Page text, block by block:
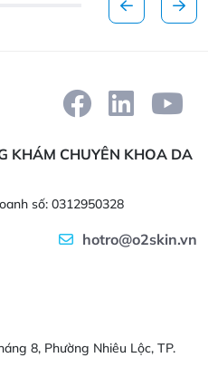
KHÁM CHUYÊN KHOA DA
số: 0312950328
hotro@o2skin.vn
8, Phường Nhiêu Lộc, TP.